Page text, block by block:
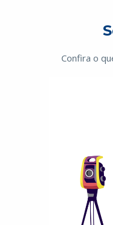
Confira o